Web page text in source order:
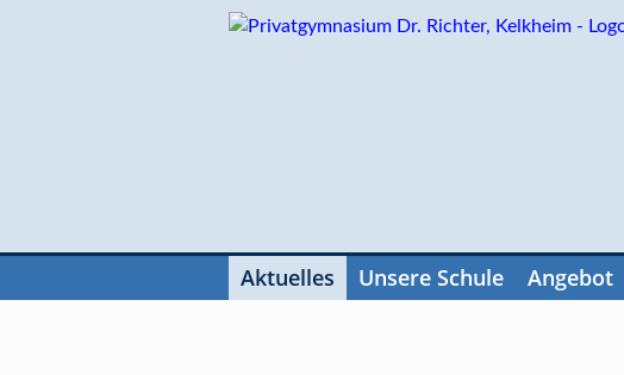
Navigation
überspringen
Aktuelles Unsere Schule Angebot